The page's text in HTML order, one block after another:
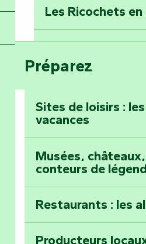
Voyagez dans le
Maillezais
Montez au
Les Ricochets
Tout l'agenda
Préparez
Sites de loisirs :
vacances
Musées,
conteurs de
Restaurants : les
Producteurs